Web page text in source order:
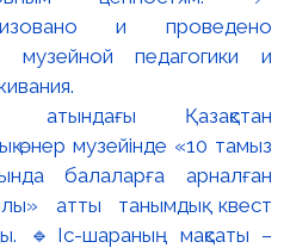
атындағы Қазақстан
өнер музейінде «10 тамыз
балаларға арналған
атты танымдық квест
🔹Іс-шараның мақсаты –